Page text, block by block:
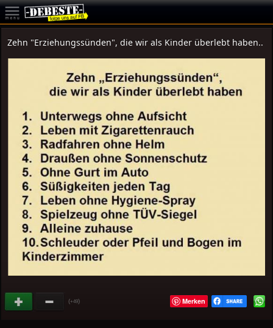
Zehn "Erziehungssünden", die wir als Kinder überlebt haben..
(+49) Merken